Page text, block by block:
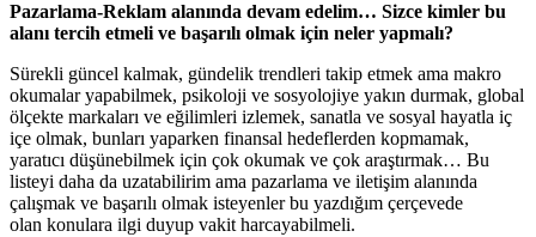
Pazarlama-Reklam alanında devam edelim… Sizce kimler bu
alanı tercih etmeli ve başarılı olmak için neler yapmalı?
Sürekli güncel kalmak, gündelik trendleri takip etmek ama makro
okumalar yapabilmek, psikoloji ve sosyolojiye yakın durmak, global
ölçekte markaları ve eğilimleri izlemek, sanatla ve sosyal hayatla iç
içe olmak, bunları yaparken finansal hedeflerden kopmamak,
yaratıcı düşünebilmek için çok okumak ve çok araştırmak… Bu
listeyi daha da uzatabilirim ama pazarlama ve iletişim alanında
çalışmak ve başarılı olmak isteyenler bu yazdığım çerçevede
olan konulara ilgi duyup vakit harcayabilmeli.